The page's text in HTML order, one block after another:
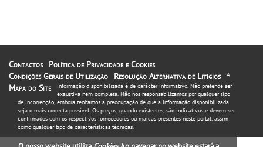
Contactos
Política de Privacidade e Cookies
Condições Gerais de Utilização
Resolução Alternativa de Litígios
Mapa do Site
A
informação disponibilizada é de carácter informativo. Não pretende ser
exaustiva nem completa. Não nos responsabilizamos por qualquer tipo
de incorrecção, embora tenhamos a preocupação de que a informação disponibilizada
seja o mais correcta possível. Os preços, quando existentes, são indicativos e devem ser
confirmados com os respectivos fornecedores ou marcas presentes neste portal, assim
como qualquer tipo de características técnicas.